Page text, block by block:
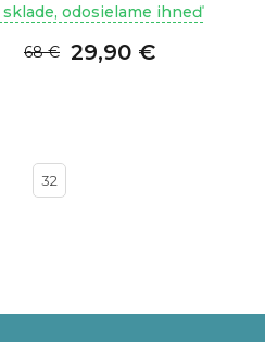
sklade, odosielame ihneď
29,90 €
68 €
32